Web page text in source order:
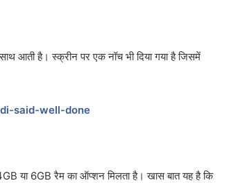
आती है। स्क्रीन पर एक नॉच भी दिया गया है जिसमें
said-well-done
या 6GB रैम का ऑप्शन मिलता है। खास बात यह है कि